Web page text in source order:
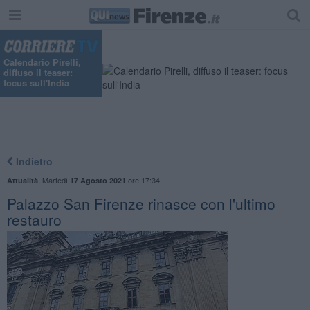
Calendario Pirelli,
diffuso il teaser:
focus sull'India
Indietro
Attualità Martedì 17 Agosto 2021 ore 17:34
Palazzo San Firenze rinasce con l'ultimo
restauro